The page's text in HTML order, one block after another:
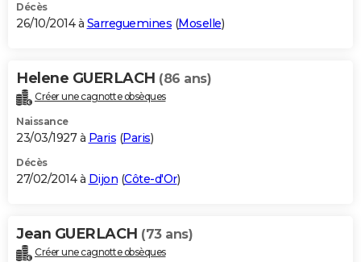
Décès
26/10/2014 à Sarreguemines (Moselle)
Helene GUERLACH (86 ans)
Créer une cagnotte obsèques
Naissance
23/03/1927 à Paris (Paris)
Décès
27/02/2014 à Dijon (Côte-d'Or)
Jean GUERLACH (73 ans)
Créer une cagnotte obsèques